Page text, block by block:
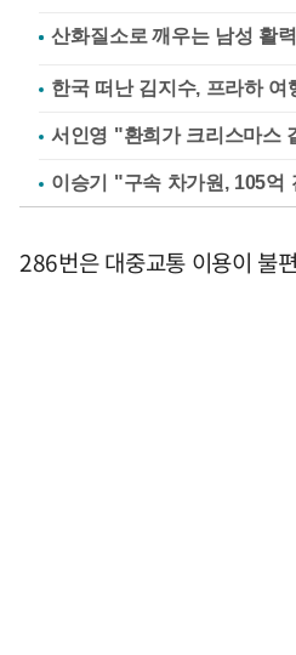
한국 떠난 김지수, 프라하
서인영 "환희가 크리스마스
이승기 "구속 차가원, 105억
286번은 대중교통 이용이 불